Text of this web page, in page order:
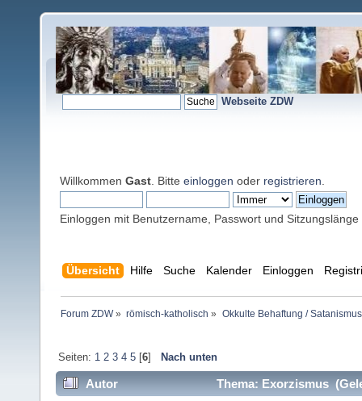
Webseite ZDW
Willkommen Gast . Bitte einloggen oder registrieren
Einloggen mit Benutzername, Passwort und Sitzungslänge
Übersicht Hilfe Suche Kalender Einloggen
Forum ZDW» römisch-katholisch » Okkulte Behaftung /
Seiten: 1 2 3 4 5[6] Nach unten
Autor Thema: Exorzismus